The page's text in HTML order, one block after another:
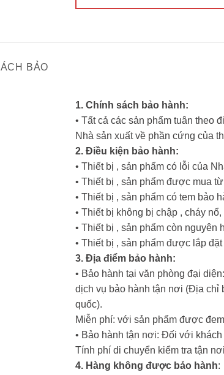
BẢO
1. Chính sách bảo hành:
• Tất cả các sản phẩm tuân theo
Nhà sản xuất về phần cứng của
2. Điều kiện bảo hành:
• Thiết bị , sản phẩm có lỗi của
• Thiết bị , sản phẩm được mua
• Thiết bị , sản phẩm có tem bảo
• Thiết bị không bị chập , cháy
• Thiết bị , sản phẩm còn nguyên
• Thiết bị , sản phẩm được lắp
3. Địa điểm bảo hành:
• Bảo hành tại văn phòng đại
dịch vụ bảo hành tận nơi (Địa chỉ
quốc).
Miễn phí: với sản phẩm được
• Bảo hành tận nơi: Đối với
Tính phí di chuyển kiểm tra tận
4. Hàng không được bảo hành: